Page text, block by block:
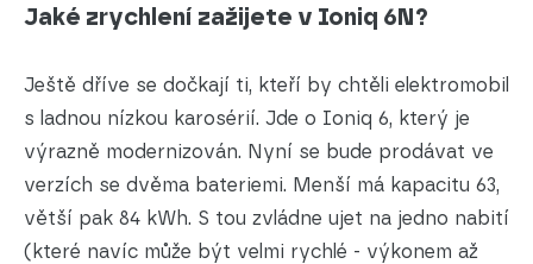
Jaké zrychlení zažijete v Ioniq 6N?
Ještě dříve se dočkají ti, kteří by chtěli elektromobil
s ladnou nízkou karosérií. Jde o Ioniq 6, který je
výrazně modernizován. Nyní se bude prodávat ve
verzích se dvěma bateriemi. Menší má kapacitu 63,
větší pak 84 kWh. S tou zvládne ujet na jedno nabití
(které navíc může být velmi rychlé - výkonem až